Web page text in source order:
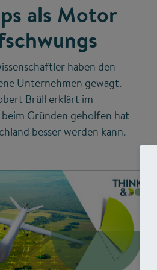
als Motor
haben den
Unternehmen gewagt.
Brüll erklärt im
Gründen geholfen hat
besser werden kann.